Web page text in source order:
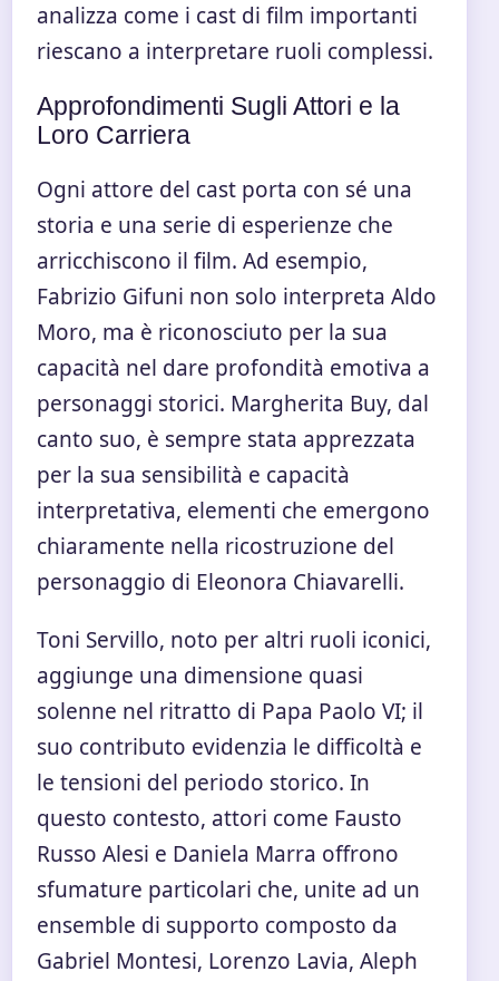
analizza come i cast di film importanti
riescano a interpretare ruoli complessi.
Approfondimenti Sugli Attori e la
Loro Carriera
Ogni attore del cast porta con sé una
storia e una serie di esperienze che
arricchiscono il film. Ad esempio,
Fabrizio Gifuni non solo interpreta Aldo
Moro, ma è riconosciuto per la sua
capacità nel dare profondità emotiva a
personaggi storici. Margherita Buy, dal
canto suo, è sempre stata apprezzata
per la sua sensibilità e capacità
interpretativa, elementi che emergono
chiaramente nella ricostruzione del
personaggio di Eleonora Chiavarelli.
Toni Servillo, noto per altri ruoli iconici,
aggiunge una dimensione quasi
solenne nel ritratto di Papa Paolo VI; il
suo contributo evidenzia le difficoltà e
le tensioni del periodo storico. In
questo contesto, attori come Fausto
Russo Alesi e Daniela Marra offrono
sfumature particolari che, unite ad un
ensemble di supporto composto da
Gabriel Montesi, Lorenzo Lavia, Aleph